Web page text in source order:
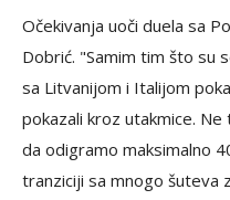
Očekivanja uoči duela sa
Dobrić. "Samim tim što su
sa Litvanijom i Italijom
pokazali kroz utakmice.
da odigramo maksimalno
tranziciji sa mnogo šuteva